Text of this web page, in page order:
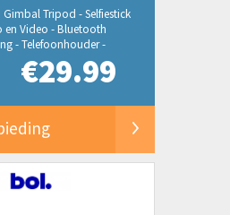
Gimbal Tripod - Selfiestick
en Video - Bluetooth
- Telefoonhouder -
€29.99